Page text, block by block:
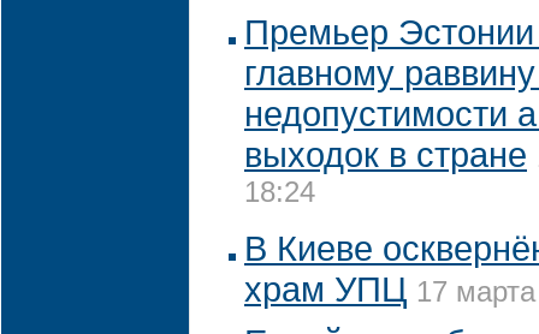
Премьер
главному
недопустимости
выходок в стране
18:24
В Киеве
храм УПЦ 17